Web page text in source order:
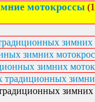
мотокроссы
зимних
зимних
зимних
зимних